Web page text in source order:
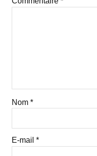
Nom *
E-mail *